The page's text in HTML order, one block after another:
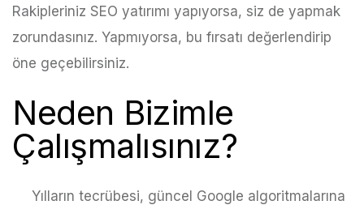
Rakipleriniz SEO yatırımı yapıyorsa, siz de yapmak
zorundasınız. Yapmıyorsa, bu fırsatı değerlendirip
öne geçebilirsiniz.
Neden Bizimle
Çalışmalısınız?
Yılların tecrübesi, güncel Google algoritmalarına